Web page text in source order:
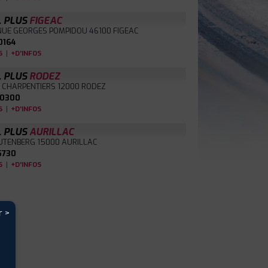
PLUSFIGEAC
GEORGES POMPIDOU 46100 FIGEAC
| +D'INFOS
PLUSRODEZ
12000 RODEZ
| +D'INFOS
PLUSAURILLAC
15000 AURILLAC
| +D'INFOS
>